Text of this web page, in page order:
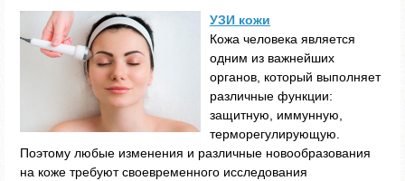
УЗИ кожи
Кожа человека является
одним из важнейших
органов, который выполняет
различные функции:
защитную, иммунную,
терморегулирующую.
Поэтому любые изменения и различные новообразования
на коже требуют своевременного исследования